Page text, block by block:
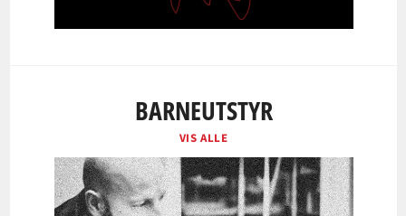
BARNEUTSTYR
VIS ALLE